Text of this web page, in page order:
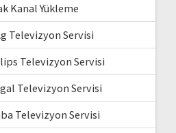
Kanal Yükleme
Televizyon Servisi
Televizyon Servisi
Televizyon Servisi
Televizyon Servisi